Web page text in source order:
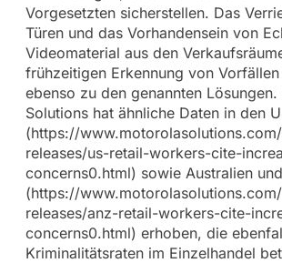
Vorgesetzten sicherstellen. Das
Türen und das Vorhandensein von
Videomaterial aus den
frühzeitigen Erkennung von
ebenso zu den genannten
Solutions hat ähnliche Daten in den
(https://
releases/us-retail-workers-cite-
concerns0.html) sowie Australien
(https://
releases/anz-retail-workers-cite-
concerns0.html) erhoben, die
Kriminalitätsraten im Einzelhandel